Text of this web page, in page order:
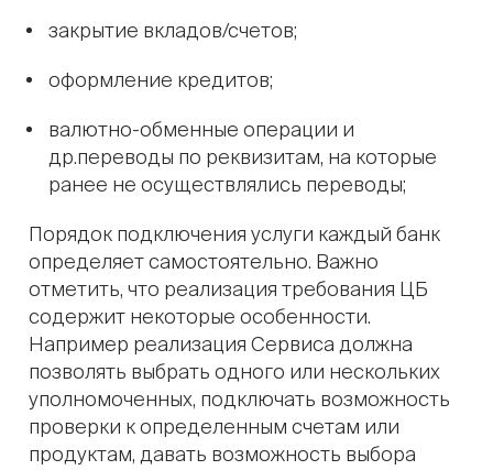
закрытие вкладов/счетов;
оформление кредитов;
валютно-обменные операции и
др.переводы по реквизитам, на которые
ранее не осуществлялись переводы;
Порядок подключения услуги каждый банк
определяет самостоятельно. Важно
отметить, что реализация требования ЦБ
cодержит некоторые особенности.
Например реализация Сервиса должна
позволять выбрать одного или нескольких
уполномоченных, подключать возможность
проверки к определенным счетам или
продуктам, давать возможность выбора